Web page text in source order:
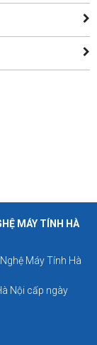
MÁY TÍNH HÀ
Máy Tính Hà
Nội cấp ngày